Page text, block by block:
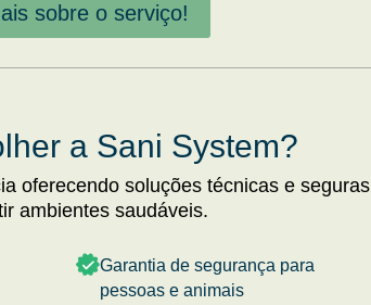
sobre o serviço!
a Sani System?
oferecendo soluções técnicas e seguras
ambientes saudáveis.
Garantia de segurança para
pessoas e animais